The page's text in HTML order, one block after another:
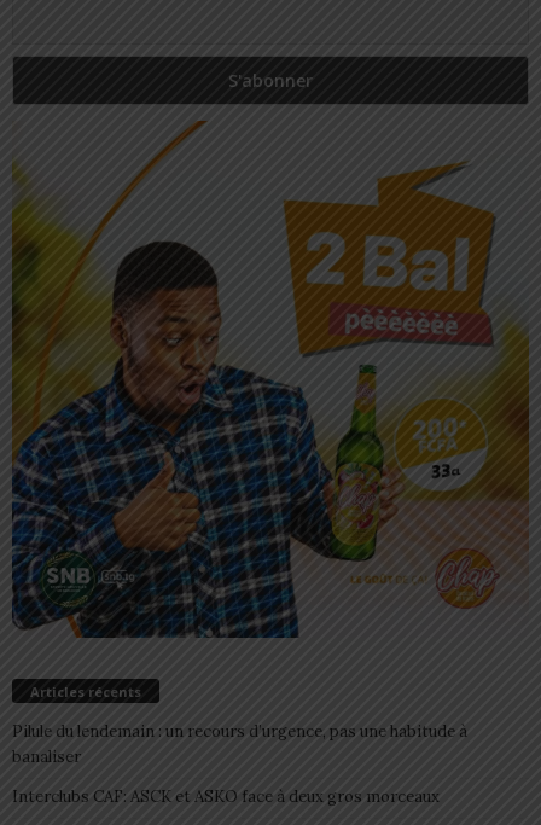
Articles récents
Pilule du lendemain : un recours d’urgence, pas une habitude à
banaliser
Interclubs CAF: ASCK et ASKO face à deux gros morceaux